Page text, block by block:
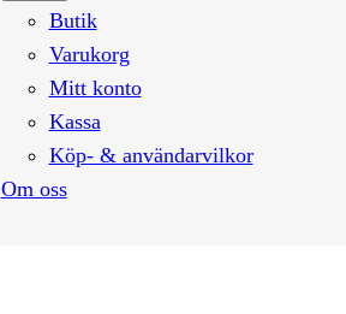
Butik
Varukorg
Mitt konto
Kassa
Köp- & användarvilkor
Om oss